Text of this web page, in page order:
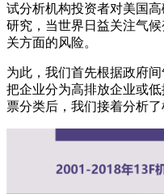
试分析机构投资者对美国
研究，当世界日益关注气
关方面的风险。
为此，我们首先根据政府
把企业分为高排放企业或
票分类后，我们接着分析